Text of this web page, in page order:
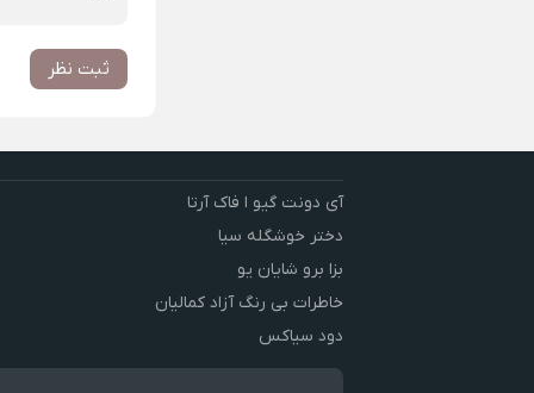
ثبت نظر
آی دونت گیو ا فاک آرتا
دختر خوشگله سیا
بزا برو شایان یو
خاطرات بی رنگ آزاد کمالیان
دود سیاکس